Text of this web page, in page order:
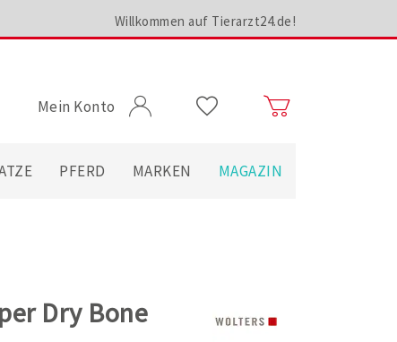
Willkommen auf Tierarzt24.de!
Mein Konto
PFERD MARKEN MAGAZIN
Dry Bone